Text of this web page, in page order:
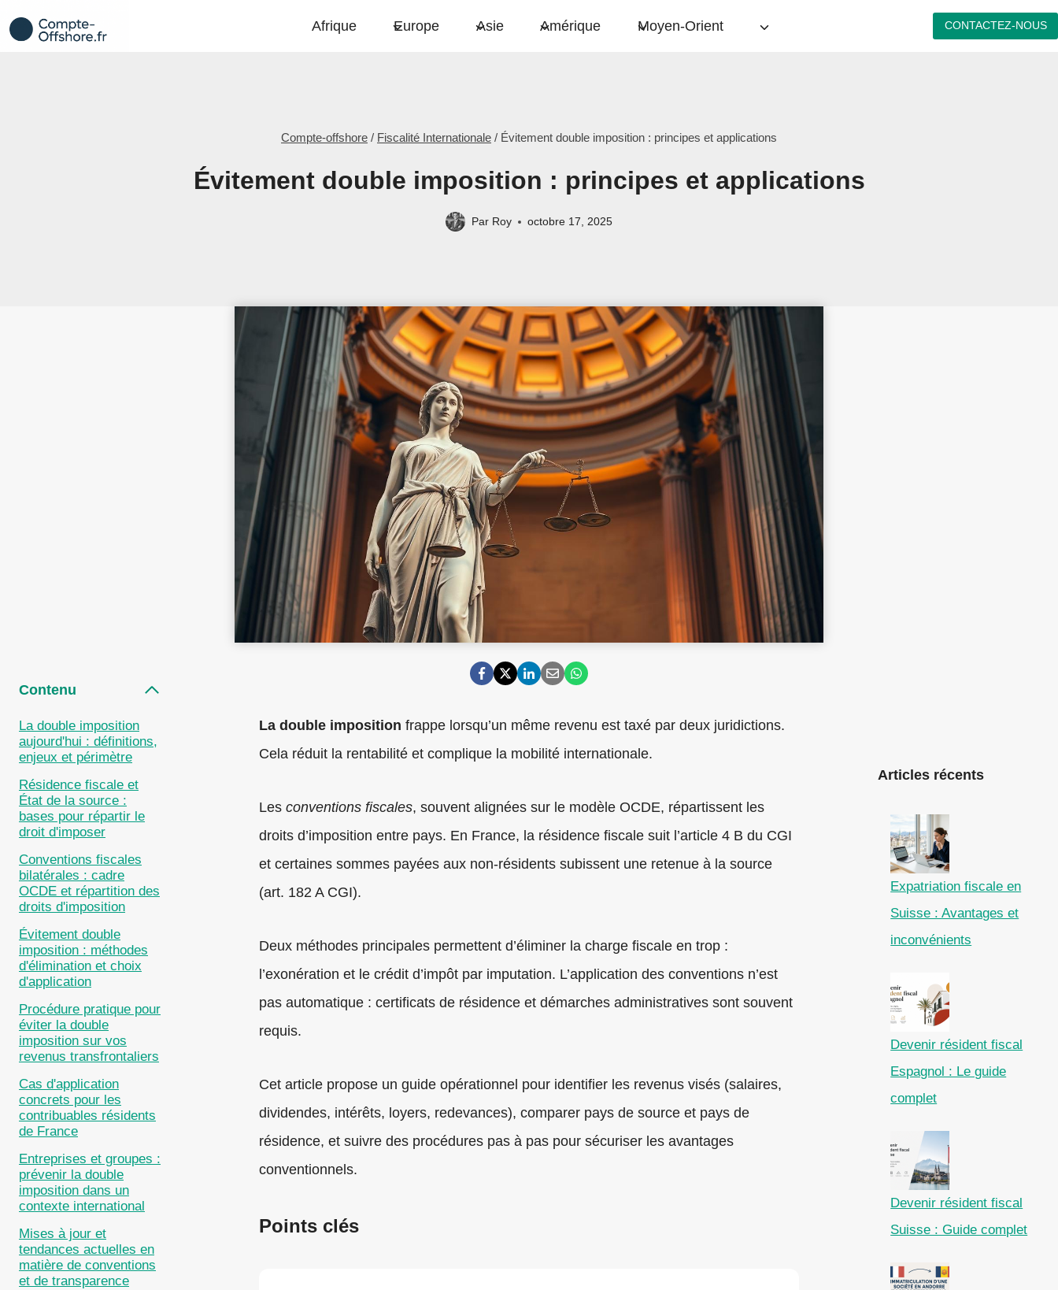
Aller
au
Afrique Europe Asie Amérique Moyen-Orient CONTACTEZ-NOUS
Compte-offshore / Fiscalité Internationale / Évitement double imposition : principes et applications
Évitement double imposition : principes et applications
Par Roy octobre 17, 2025
Contenu
La double imposition
aujourd'hui : définitions,
enjeux et périmètre
Résidence fiscale et
État de la source :
bases pour répartir le
droit d'imposer
Conventions fiscales
bilatérales : cadre
OCDE et répartition des
droits d'imposition
Évitement double
imposition : méthodes
d'élimination et choix
d'application
Procédure pratique pour
éviter la double
imposition sur vos
revenus transfrontaliers
Cas d'application
concrets pour les
contribuables résidents
de France
Entreprises et groupes :
prévenir la double
imposition dans un
contexte international
Mises à jour et
tendances actuelles en
matière de conventions
et de transparence
La double imposition frappe lorsqu’un même revenu est taxé par deux juridictions.
Cela réduit la rentabilité et complique la mobilité internationale.
Les conventions fiscales, souvent alignées sur le modèle OCDE, répartissent les
droits d’imposition entre pays. En France, la résidence fiscale suit l’article 4 B du CGI
et certaines sommes payées aux non‑résidents subissent une retenue à la source
(art. 182 A CGI).
Deux méthodes principales permettent d’éliminer la charge fiscale en trop :
l’exonération et le crédit d’impôt par imputation. L’application des conventions n’est
pas automatique : certificats de résidence et démarches administratives sont souvent
requis.
Cet article propose un guide opérationnel pour identifier les revenus visés (salaires,
dividendes, intérêts, loyers, redevances), comparer pays de source et pays de
résidence, et suivre des procédures pas à pas pour sécuriser les avantages
conventionnels.
Points clés
Articles récents
Expatriation fiscale en
Suisse : Avantages et
inconvénients
Devenir résident fiscal
Espagnol : Le guide
complet
Devenir résident fiscal
Suisse : Guide complet